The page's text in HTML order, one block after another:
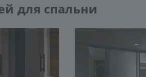
для спальни